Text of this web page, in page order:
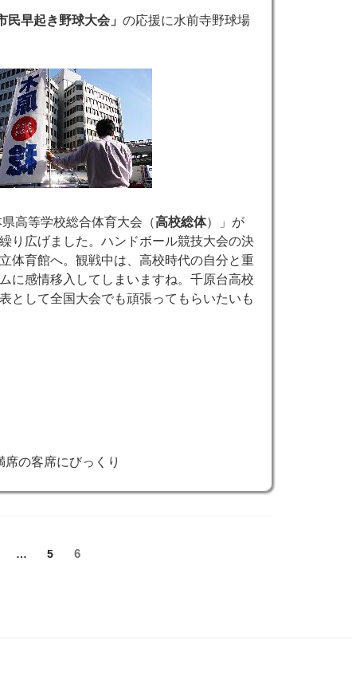
民早起き野球大会」 の応援に水前寺野球場
高等学校総合体育大会（高校総体）」が
り広げました。ハンドボール競技大会の決
体育館へ。観戦中は、高校時代の自分と重
に感情移入してしまいますね。千原台高校
として全国大会でも頑張ってもらいたいも
の客席にびっくり
…
固
5
固
6